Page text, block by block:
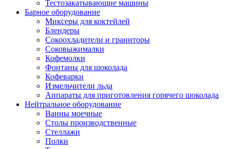
Тестозакатывающие машины
Барное оборудование
Миксеры для коктейлей
Блендеры
Сокоохладители и граниторы
Соковыжималки
Кофемолки
Фонтаны для шоколада
Кофеварки
Измельчители льда
Аппараты для приготовления горячего шоколада
Нейтральное оборудование
Ванны моечные
Столы производственные
Стеллажи
Полки